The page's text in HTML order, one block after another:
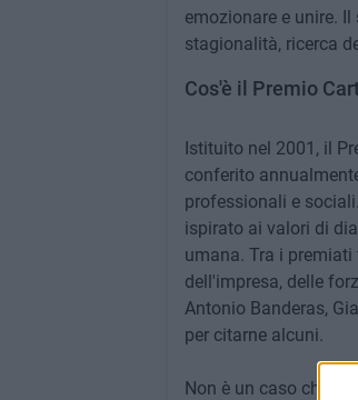
emozionare e unire.
stagionalità, ricerca
Cos'è il Premio
Istituito nel 2001, il
conferito
professionali e
ispirato ai valori di
umana. Tra i
dell'impresa, delle
Antonio Banderas,
per citarne alcuni.
Non è un caso che